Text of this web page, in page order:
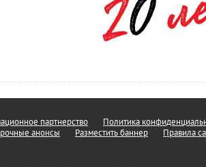
партнерство
Политика
анонсы Разместить баннер Правила